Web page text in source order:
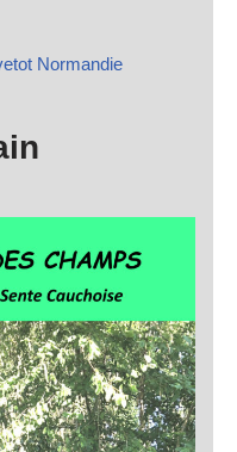
Normandie